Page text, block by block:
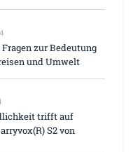
zur Bedeutung
und Umwelt
trifft auf
S2 von